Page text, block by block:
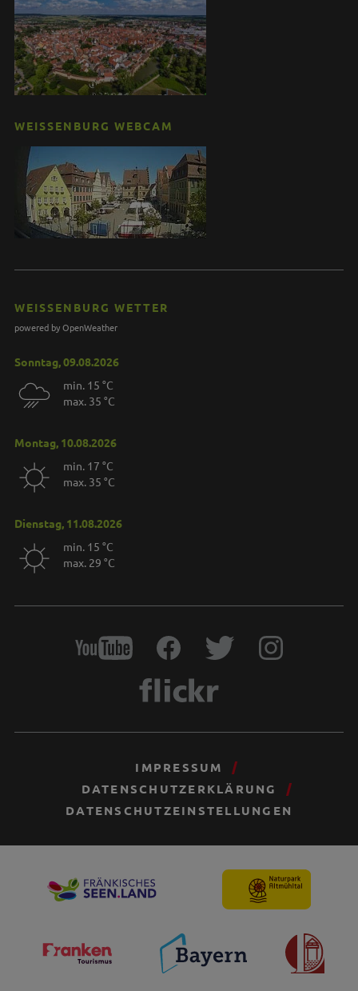
WEISSENBURG WEBCAM
WEISSENBURG WETTER
powered by OpenWeather
Sonntag, 09.08.2026
min. 15 °C
max. 35 °C
Montag, 10.08.2026
min. 17 °C
max. 35 °C
Dienstag, 11.08.2026
min. 15 °C
max. 29 °C
IMPRESSUM
DATENSCHUTZERKLÄRUNG
DATENSCHUTZEINSTELLUNGEN